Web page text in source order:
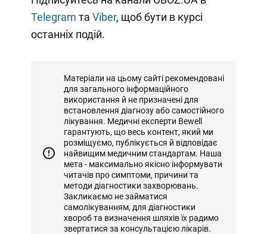
Telegram та Viber, щоб бути в курсі
останніх подій.
Матеріали на цьому сайті рекомендовані
для загального інформаційного
використання й не призначені для
встановлення діагнозу або самостійного
лікування. Медичні експерти Bewell
гарантують, що весь контент, який ми
розміщуємо, публікується й відповідає
найвищим медичним стандартам. Наша
мета - максимально якісно інформувати
читачів про симптоми, причини та
методи діагностики захворювань.
Закликаємо не займатися
самолікуванням, для діагностики
хвороб та визначення шляхів їх радимо
звертатися за консультацією лікарів.